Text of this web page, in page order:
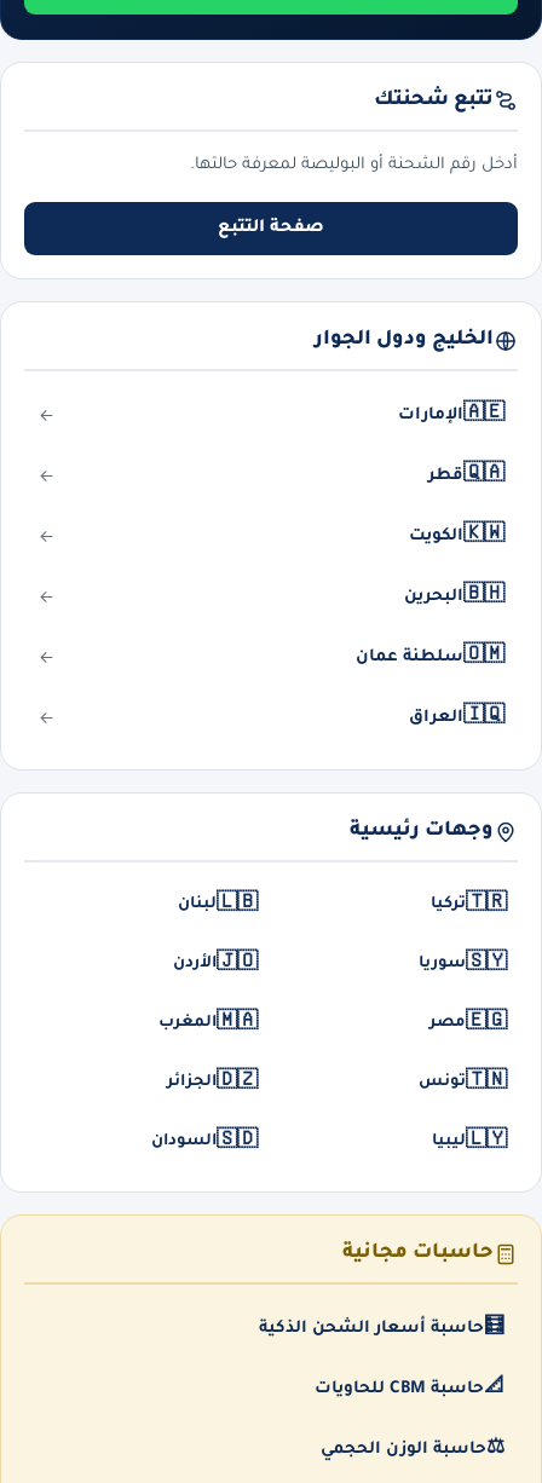
تتبع شحنتك
أدخل رقم الشحنة أو البوليصة لمعرفة حالتها.
صفحة التتبع
الخليج ودول الجوار
🇦🇪الإمارات
🇶🇦قطر
🇰🇼الكويت
🇧🇭البحرين
🇴🇲سلطنة عمان
🇮🇶العراق
وجهات رئيسية
🇹🇷تركيا 🇱🇧لبنان
🇸🇾سوريا 🇯🇴الأردن
🇪🇬مصر 🇲🇦المغرب
🇹🇳تونس 🇩🇿الجزائر
🇱🇾ليبيا 🇸🇩السودان
حاسبات مجانية
🧮 حاسبة أسعار الشحن الذكية
📐حاسبة CBM للحاويات
⚖️حاسبة الوزن الحجمي